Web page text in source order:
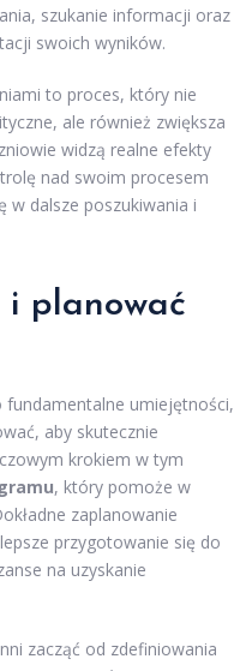
szukanie informacji oraz
swoich wyników.
to proces, który nie
ale również zwiększa
widzą realne efekty
nad swoim procesem
w dalsze poszukiwania i
i planować
umiejętności,
aby skutecznie
krokiem w tym
, który pomoże w
zaplanowanie
przygotowanie się do
na uzyskanie
zacząć od zdefiniowania